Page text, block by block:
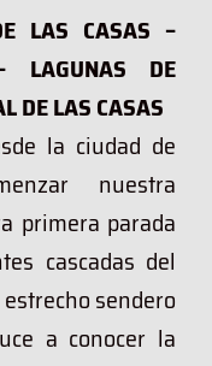
LAS CASAS –
LAGUNAS DE
DE LAS CASAS
la ciudad de
nuestra
primera parada
cascadas del
sendero
a conocer la